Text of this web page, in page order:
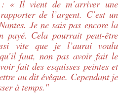
« Il vient de m’arriver une
de l’argent. C’est un
Je ne sais pas encore la
payé. Cela pourrait peut-être
vite que je l’aurai voulu
faut, non pas avoir fait le
fait des esquisses peintes et
au dit évêque. Cependant je
à temps."